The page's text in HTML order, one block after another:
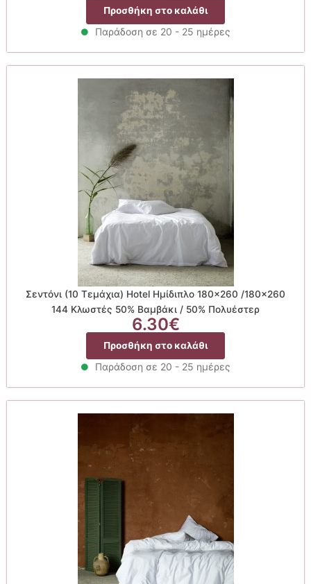
Προσθήκη στο καλάθι
Παράδοση σε 20 - 25 ημέρες
Σεντόνι (10 Τεμάχια) Hotel Ημίδιπλο 180×260 /180×260
144 Κλωστές 50% Βαμβάκι / 50% Πολυέστερ
6.30€
Προσθήκη στο καλάθι
Παράδοση σε 20 - 25 ημέρες